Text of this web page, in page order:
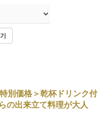
別価格＞乾杯ドリンク付
の出来立て料理が大人